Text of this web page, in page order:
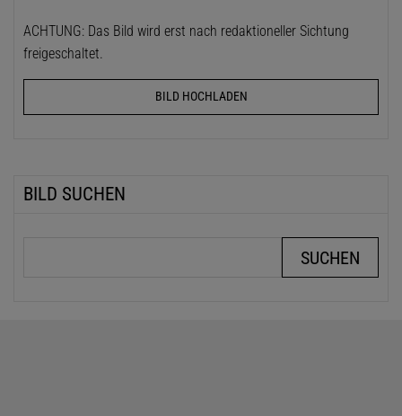
ACHTUNG: Das Bild wird erst nach redaktioneller Sichtung
freigeschaltet.
BILD HOCHLADEN
BILD SUCHEN